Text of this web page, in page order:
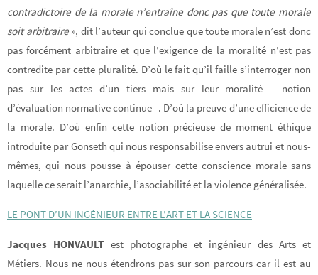
contradictoire de la morale n’entraîne donc pas que toute morale
soit arbitraire», dit l’auteur qui conclue que toute morale n’est donc
pas forcément arbitraire et que l’exigence de la moralité n’est pas
contredite par cette pluralité. D’où le fait qu’il faille s’interroger non
pas sur les actes d’un tiers mais sur leur moralité – notion
d’évaluation normative continue -. D’où la preuve d’une efficience de
la morale. D’où enfin cette notion précieuse de moment éthique
introduite par Gonseth qui nous responsabilise envers autrui et nous-
mêmes, qui nous pousse à épouser cette conscience morale sans
laquelle ce serait l’anarchie, l’asociabilité et la violence généralisée.
LE PONT D’UN INGÉNIEUR ENTRE L’ART ET LA SCIENCE
Jacques HONVAULT est photographe et ingénieur des Arts et
Métiers. Nous ne nous étendrons pas sur son parcours car il est au